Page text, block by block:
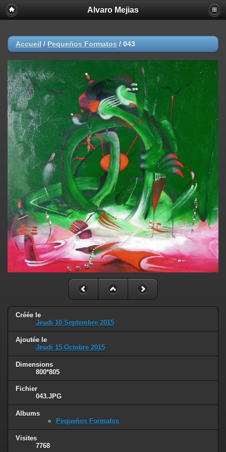
Alvaro Mejias
Accueil / Pequeños Formatos / 043
Créée le
Jeudi 10 Septembre 2015
Ajoutée le
Jeudi 15 Octobre 2015
Dimensions
800*805
Fichier
043.JPG
Albums
Pequeños Formatos
Visites
7768